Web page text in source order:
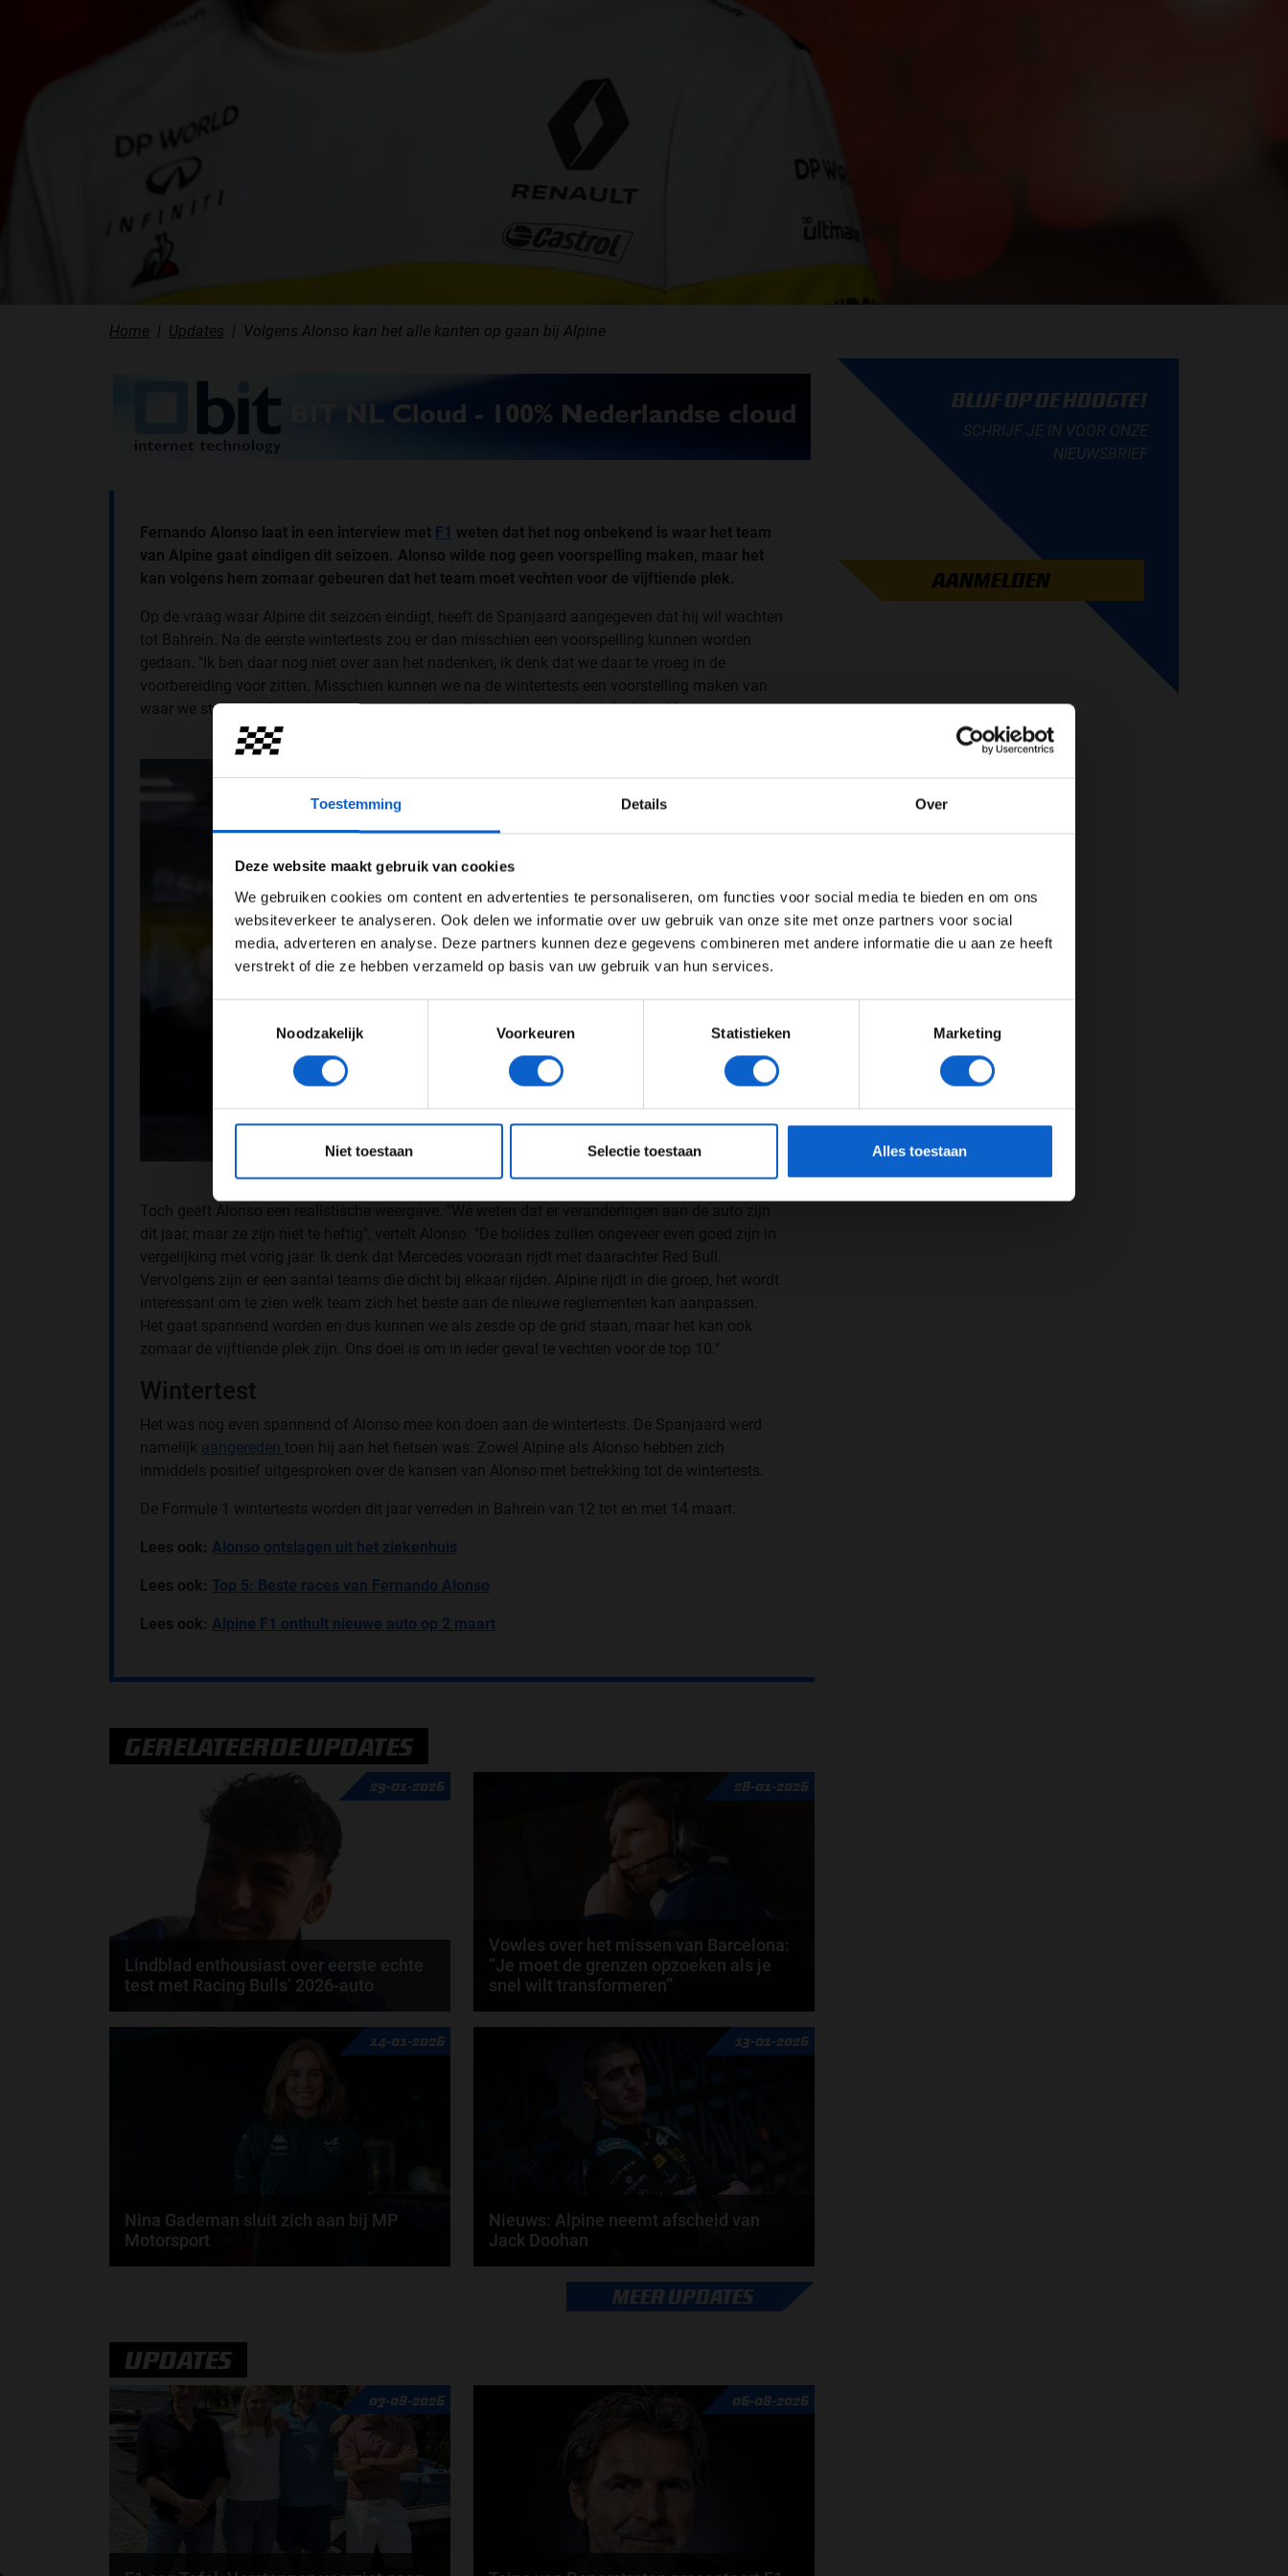
Toestemming Details Over
Deze website maakt gebruik van cookies
We gebruiken cookies om content en advertenties te personaliseren, om functies voor social media te bieden en om ons
websiteverkeer te analyseren. Ook delen we informatie over uw gebruik van onze site met onze partners voor social
media, adverteren en analyse. Deze partners kunnen deze gegevens combineren met andere informatie die u aan ze heeft
verstrekt of die ze hebben verzameld op basis van uw gebruik van hun services.
Noodzakelijk
Voorkeuren Statistieken Marketing
Niet toestaan Selectie toestaan Alles toestaan
Home Updates Volgens Alonso kan het alle kanten op gaan bij Alpine
Fernando Alonso laat in een interview met F1 weten dat het nog onbekend is waar het team
van Alpine gaat eindigen dit seizoen. Alonso wilde nog geen voorspelling maken, maar het
kan volgens hem zomaar gebeuren dat het team moet vechten voor de vijftiende plek.
Op de vraag waar Alpine dit seizoen eindigt, heeft de Spanjaard aangegeven dat hij wil wachten
tot Bahrein. Na de eerste wintertests zou er dan misschien een voorspelling kunnen worden
gedaan. "Ik ben daar nog niet over aan het nadenken, ik denk dat we daar te vroeg in de
voorbereiding voor zitten. Misschien kunnen we na de wintertests een voorstelling maken van
waar we staan op de grid, maar momenteel ben ik daar niet mee bezig", aldus Alonso.
(c) Alpine F1 team
Toch geeft Alonso een realistische weergave. "We weten dat er veranderingen aan de auto zijn
dit jaar, maar ze zijn niet te heftig", vertelt Alonso. "De bolides zullen ongeveer even goed zijn in
vergelijking met vorig jaar. Ik denk dat Mercedes vooraan rijdt met daarachter Red Bull.
Vervolgens zijn er een aantal teams die dicht bij elkaar rijden. Alpine rijdt in die groep, het wordt
interessant om te zien welk team zich het beste aan de nieuwe reglementen kan aanpassen.
Het gaat spannend worden en dus kunnen we als zesde op de grid staan, maar het kan ook
zomaar de vijftiende plek zijn. Ons doel is om in ieder geval te vechten voor de top 10."
Wintertest
Het was nog even spannend of Alonso mee kon doen aan de wintertests. De Spanjaard werd
namelijk aangereden toen hij aan het fietsen was. Zowel Alpine als Alonso hebben zich
inmiddels positief uitgesproken over de kansen van Alonso met betrekking tot de wintertests.
De Formule 1 wintertests worden dit jaar verreden in Bahrein van 12 tot en met 14 maart.
Lees ook: Alonso ontslagen uit het ziekenhuis
Lees ook: Top 5: Beste races van Fernando Alonso
Lees ook: Alpine F1 onthult nieuwe auto op 2 maart
GERELATEERDE UPDATES
29-01-2026
Lindblad enthousiast over eerste echte
test met Racing Bulls’ 2026-auto
Arvid Lindblad kijkt met een positief gevoel terug op
zijn eerste uitgebreide test met de 2026-auto...
28-01-2026
Vowles over het missen van Barcelona:
“Je moet de grenzen opzoeken als je
snel wilt transformeren”
Williams-teambaas James Vowles heeft bevestigd
dat het Formule 1-team volledig klaar is voor de...
14-01-2026
Nina Gademan sluit zich aan bij MP
Motorsport
doorFenna van Loon
13-01-2026
Nieuws: Alpine neemt afscheid van
Jack Doohan
In 2026 zal Jack Doohan niet in actie komen voor
het Franse Formule 1-team. Na vier mooie jaren bij...
MEER UPDATES
UPDATES
07-08-2026 06-08-2026
BLIJF OP DE HOOGTE!
SCHRIJF JE IN VOOR ONZE
NIEUWSBRIEF
AANMELDEN
Advertentie instellingen
Toon alle alcoholische drankenadvertenties (18+)
Toon alle kansspelenadvertenties (24+)
JONGER DAN 24 24 JAAR OF OUDER
*Raadpleeg onsprivacybeleidvoor meer informatie over gegevensgebruik en -bescherming.